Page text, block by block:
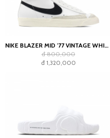
NIKE BLAZER MID '77 VINTAGE WHITE BLACK
đ 800,000
đ 1,320,000